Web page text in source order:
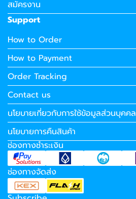
สมัครงาน
Support
How to Order
How to Payment
Order Tracking
Contact us
นโยบายเกี่ยวกับการใช้ข้อมูลส่วนบุคคล
นโยบายการคืนสินค้า
ช่องทางชำระเงิน
ช่องทางจัดส่ง